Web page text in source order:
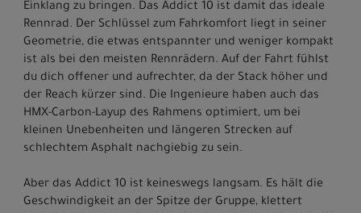
Einklang zu bringen. Das Addict 10 ist damit das ideale
Rennrad. Der Schlüssel zum Fahrkomfort liegt in seiner
Geometrie, die etwas entspannter und weniger kompakt
ist als bei den meisten Rennrädern. Auf der Fahrt fühlst
du dich offener und aufrechter, da der Stack höher und
der Reach kürzer sind. Die Ingenieure haben auch das
HMX-Carbon-Layup des Rahmens optimiert, um bei
kleinen Unebenheiten und längeren Strecken auf
schlechtem Asphalt nachgiebig zu sein.
Aber das Addict 10 ist keineswegs langsam. Es hält die
Geschwindigkeit an der Spitze der Gruppe, klettert